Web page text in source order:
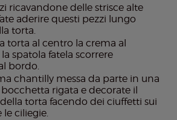
ricavandone delle strisce alte
aderire questi pezzi lungo
torta.
torta al centro la crema al
spatola fatela scorrere
bordo.
chantilly messa da parte in una
rigata e decorate il
torta facendo dei ciuffetti sui
ciliegie.